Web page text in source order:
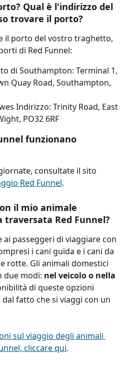
Qual è l'indirizzo del
trovare il porto?
il porto del vostro traghetto,
di Red Funnel:
di Southampton: Terminal 1,
Quay Road, Southampton,
Indirizzo: Trinity Road, East
PO32 6RF
funzionano
consultate il sito
Red Funnel.
il mio animale
traversata Red Funnel?
ai passeggeri di viaggiare con
i cani guida e i cani da
rotte. Gli animali domestici
due modi: nel veicolo o nella
di queste opzioni
fatto che si viaggi con un
sul viaggio degli animali
cliccare qui.